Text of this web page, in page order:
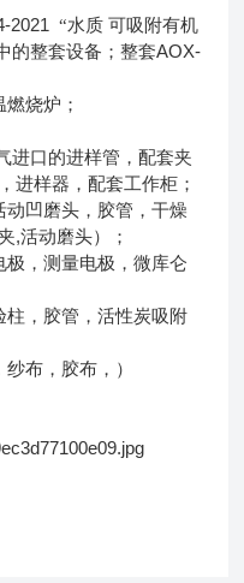
2021“水质 可吸附有机
的整套设备；整套AOX-
烧炉；
进口的进样管，配套夹
进样器，配套工作柜；
动凹磨头，胶管，干燥
,活动磨头）；
极，测量电极，微库仑
柱，胶管，活性炭吸附
布，胶布，）